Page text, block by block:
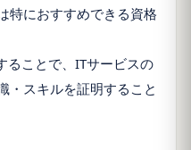
特におすすめできる資格
ることで、ITサービスの
・スキルを証明すること